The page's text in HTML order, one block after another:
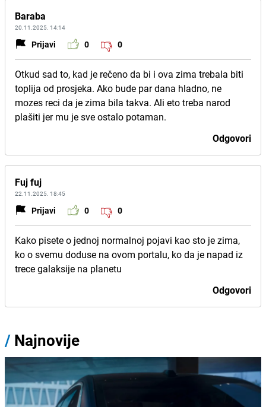
Baraba
20.11.2025. 14:14
Prijavi 0 0
Otkud sad to, kad je rečeno da bi i ova zima trebala biti
toplija od prosjeka. Ako bude par dana hladno, ne
mozes reci da je zima bila takva. Ali eto treba narod
plašiti jer mu je sve ostalo potaman.
Odgovori
Fuj fuj
22.11.2025. 18:45
Prijavi 0 0
Kako pisete o jednoj normalnoj pojavi kao sto je zima,
ko o svemu doduse na ovom portalu, ko da je napad iz
trece galaksije na planetu
Odgovori
/ Najnovije